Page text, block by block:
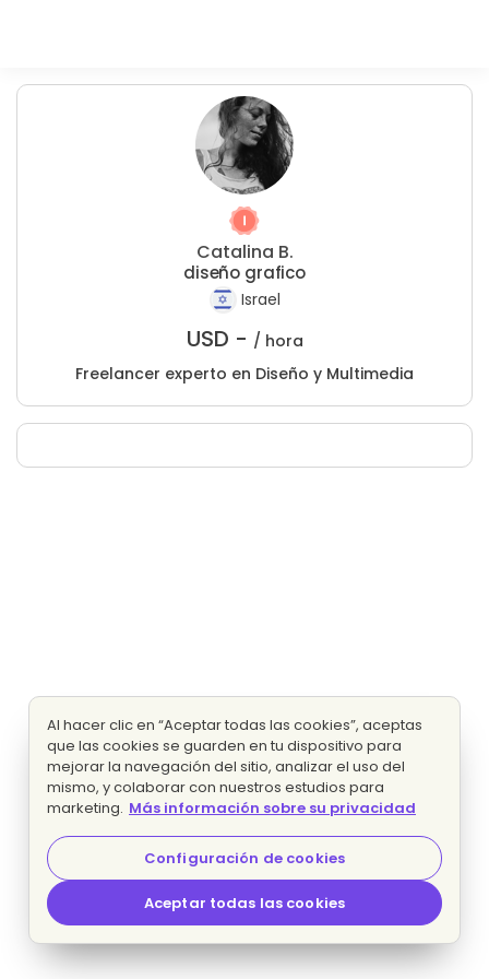
Catalina B.
diseño grafico
Israel
USD - / hora
Freelancer experto en Diseño y Multimedia
Al hacer clic en “Aceptar todas las cookies”, aceptas
que las cookies se guarden en tu dispositivo para
mejorar la navegación del sitio, analizar el uso del
mismo, y colaborar con nuestros estudios para
marketing. Más información sobre su privacidad
Configuración de cookies
Aceptar todas las cookies